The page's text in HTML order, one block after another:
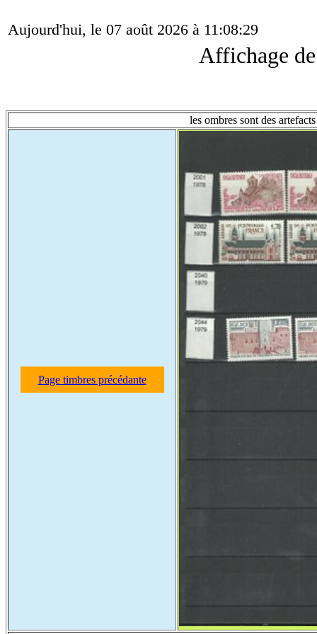
Aujourd'hui, le 07 août 2026 à 11:08:29
Affichage
les ombres sont des
Page timbres précédante